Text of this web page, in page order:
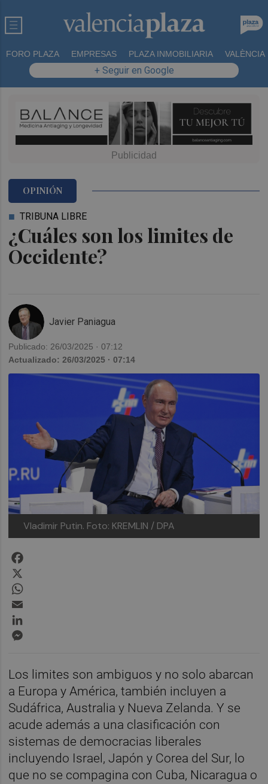
FORO PLAZA EMPRESAS PLAZA INMOBILIARIA VALÈNCIA
+ Seguir en Google
¿Cuáles son los limites de
Occidente?
OPINIÓN
TRIBUNA LIBRE
Javier Paniagua
Publicado: 26/03/2025 · 07:12
Actualizado: 26/03/2025 · 07:14
Vladimir Putin. Foto: KREMLIN / DPA
Los limites son ambiguos y no solo abarcan
a Europa y América, también incluyen a
Sudáfrica, Australia y Nueva Zelanda. Y se
acude además a una clasificación con
sistemas de democracias liberales
incluyendo Israel, Japón y Corea del Sur, lo
que no se compagina con Cuba, Nicaragua o